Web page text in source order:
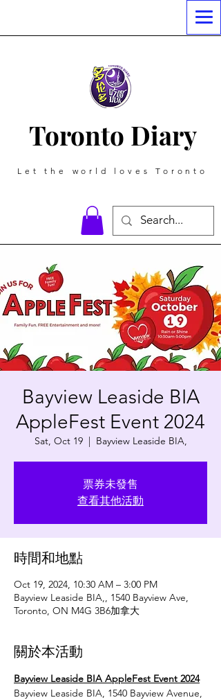
Toronto Diary
Let the world loves Toronto
Bayview Leaside BIA
AppleFest Event 2024
Sat, Oct 19
  |
Bayview Leaside BIA,
票券未發售
查看其他活動
時間和地點
Oct 19, 2024, 10:30 AM – 3:00 PM
Bayview Leaside BIA,, 1540 Bayview Ave,
Toronto, ON M4G 3B6加拿大
關於本活動
Bayview Leaside BIA AppleFest Event 2024
Bayview Leaside BIA, 1540 Bayview Avenue,